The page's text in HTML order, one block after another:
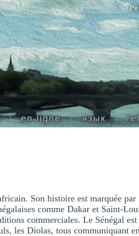
en ligne язык
Son histoire est marquée par
comme Dakar et Saint-
commerciales. Le Sénégal
les Diolas, tous communiquant